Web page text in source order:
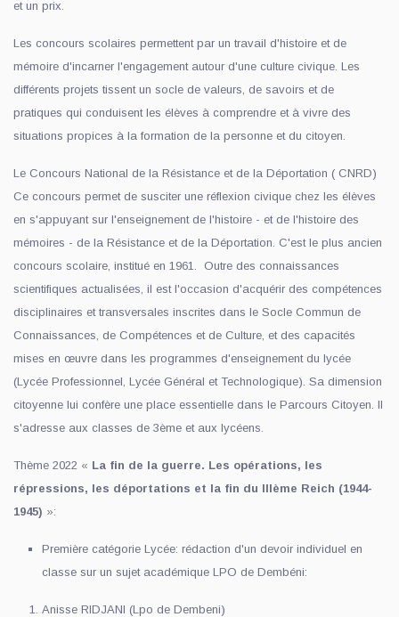
et un prix.
Les concours scolaires permettent par un travail d'histoire et de
mémoire d'incarner l'engagement autour d'une culture civique. Les
différents projets tissent un socle de valeurs, de savoirs et de
pratiques qui conduisent les élèves à comprendre et à vivre des
situations propices à la formation de la personne et du citoyen.
Le Concours National de la Résistance et de la Déportation ( CNRD)
Ce concours permet de susciter une réflexion civique chez les élèves
en s'appuyant sur l'enseignement de l'histoire - et de l'histoire des
mémoires - de la Résistance et de la Déportation. C'est le plus ancien
concours scolaire, institué en 1961. Outre des connaissances
scientifiques actualisées, il est l'occasion d'acquérir des compétences
disciplinaires et transversales inscrites dans le Socle Commun de
Connaissances, de Compétences et de Culture, et des capacités
mises en œuvre dans les programmes d'enseignement du lycée
(Lycée Professionnel, Lycée Général et Technologique). Sa dimension
citoyenne lui confère une place essentielle dans le Parcours Citoyen. Il
s'adresse aux classes de 3ème et aux lycéens.
Thème 2022 « La fin de la guerre. Les opérations, les
répressions, les déportations et la fin du IIIème Reich (1944-
1945) »:
Première catégorie Lycée: rédaction d'un devoir individuel en
classe sur un sujet académique LPO de Dembéni:
Anisse RIDJANI (Lpo de Dembeni)